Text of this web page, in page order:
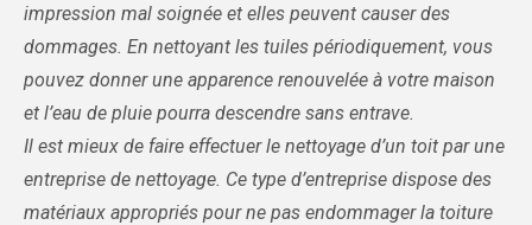
impression mal soignée et elles peuvent causer des
dommages. En nettoyant les tuiles périodiquement, vous
pouvez donner une apparence renouvelée à votre maison
et l’eau de pluie pourra descendre sans entrave.
Il est mieux de faire effectuer le nettoyage d’un toit par une
entreprise de nettoyage. Ce type d’entreprise dispose des
matériaux appropriés pour ne pas endommager la toiture